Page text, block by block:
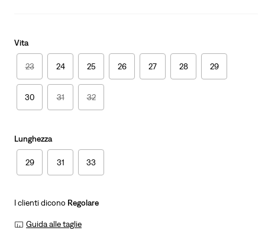
Vita
23 24 25 26 27 28 29
30 31 32
Lunghezza
29 31 33
I clienti dicono Regolare
Guida alle taglie